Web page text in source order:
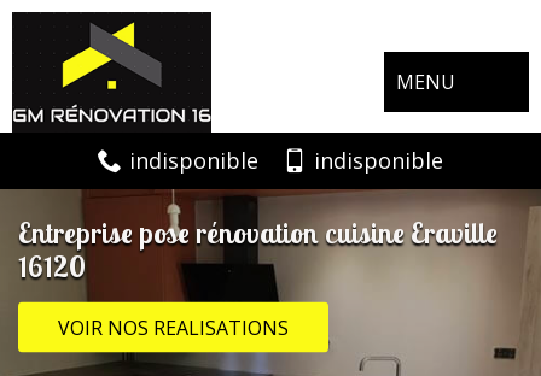
MENU
indisponible indisponible
Entreprise pose rénovation cuisine Eraville
16120
VOIR NOS REALISATIONS